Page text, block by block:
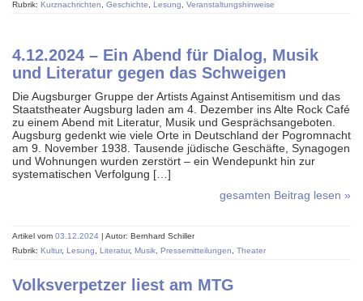
Rubrik: Kurznachrichten Geschichte Lesung Veranstaltungshinweise
4.12.2024 – Ein Abend für Dialog, Musik
und Literatur gegen das Schweigen
Die Augsburger Gruppe der Artists Against Antisemitism und das
Staatstheater Augsburg laden am 4. Dezember ins Alte Rock Café
zu einem Abend mit Literatur, Musik und Gesprächsangeboten.
Augsburg gedenkt wie viele Orte in Deutschland der Pogromnacht
am 9. November 1938. Tausende jüdische Geschäfte, Synagogen
und Wohnungen wurden zerstört – ein Wendepunkt hin zur
systematischen Verfolgung […]
gesamten Beitrag lesen »
Artikel vom 03.12.2024 | Autor: Bernhard Schiller
Rubrik: Kultur, Lesung Literatur, Musik Pressemitteilungen Theater
Volksverpetzer liest am MTG